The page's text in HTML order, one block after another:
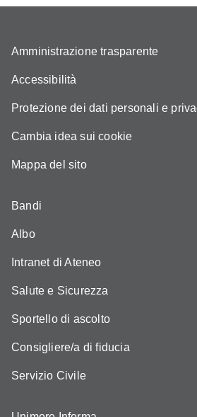
Amministrazione trasparente
Accessibilità
Protezione dei dati personali e
Cambia idea sui cookie
Mappa del sito
Bandi
Albo
Intranet di Ateneo
Salute e Sicurezza
Sportello di ascolto
Consigliere/a di fiducia
Servizio Civile